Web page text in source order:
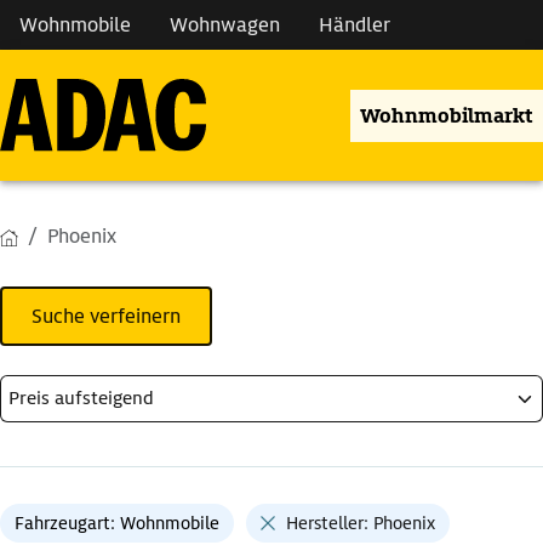
Wohnmobile Wohnwagen Händler
Wohnmobilmarkt
Phoenix
Suche verfeinern
Fahrzeugart: Wohnmobile Hersteller: Phoenix